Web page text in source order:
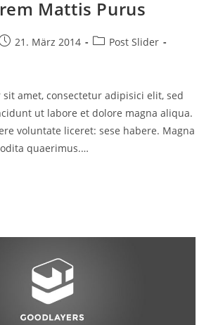
Mattis Purus
21. März 2014
Beitrags-
Post Slider
amet, consectetur adipisici elit, sed
ut labore et dolore magna aliqua.
voluntate liceret: sese habere. Magna
quaerimus.…